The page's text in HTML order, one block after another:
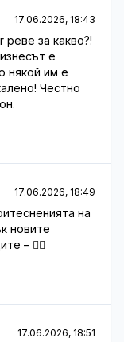
17.06.2026, 18:43
за какво?!
е
някой им е
Честно
17.06.2026, 18:49
на
новите
– 🤷‍♂️
17.06.2026, 18:51